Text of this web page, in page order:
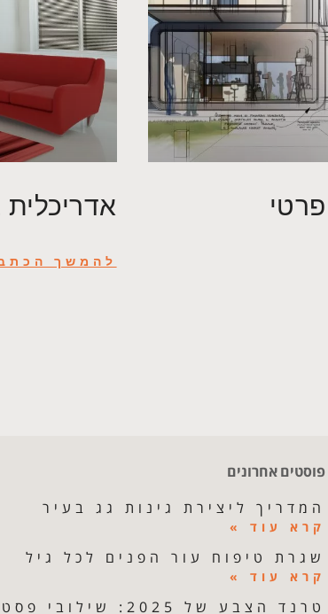
אדריכלית
להמשך
פוסטים אחרונים
המדריך ליצירת גינות גג בעיר
קרא עוד »
שגרת טיפוח עור הפנים לכל גיל
קרא עוד »
טרנד הצבע של 2025: שילובי פסטל ונגיעות מטאליות